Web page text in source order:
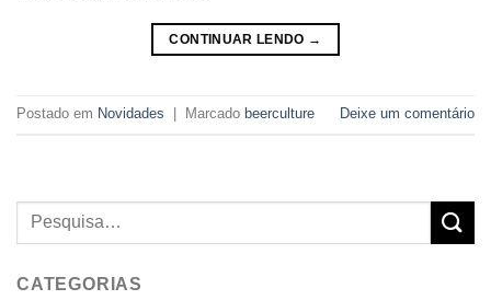
CONTINUAR LENDO →
Postado em Novidades Marcado beerculture Deixe um comentário
CATEGORIAS